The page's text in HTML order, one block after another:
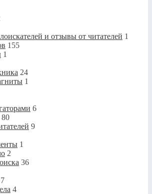
и отзывы от читателей 1
155
1
24
1
6
80
9
1
2
36
7
4